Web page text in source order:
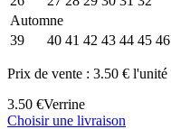
Automne
39
40 41 42 43 44 45 46
Prix de vente : 3.50 € l'unité
3.50 €Verrine
Choisir une livraison